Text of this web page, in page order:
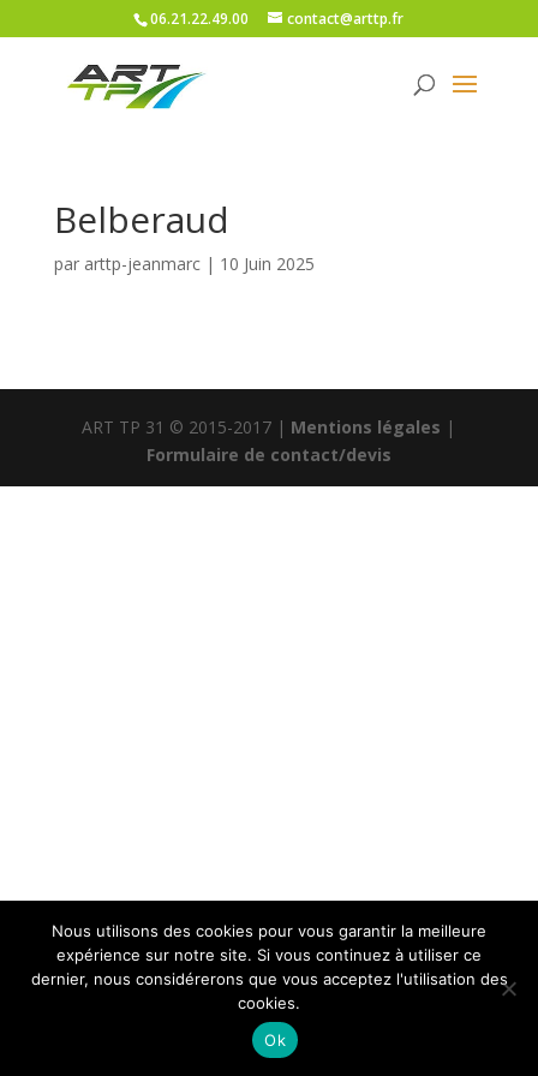
06.21.22.49.00 contact@arttp.fr
Belberaud
par arttp-jeanmarc| 10 Juin 2025
ART TP 31 © 2015-2017 | Mentions légales |
Formulaire de contact/devis
Nous utilisons des cookies pour vous garantir la meilleure
expérience sur notre site. Si vous continuez à utiliser ce
dernier, nous considérerons que vous acceptez l'utilisation des
cookies.
Ok